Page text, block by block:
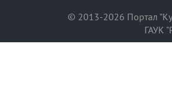
© 2013-2026 Портал
ГАУК